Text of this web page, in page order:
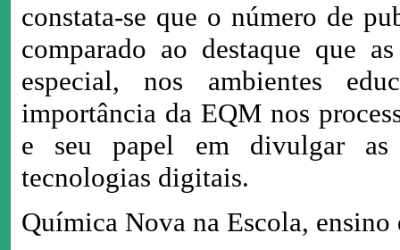
constata-se que o número de
comparado ao destaque que
especial, nos ambientes
importância da EQM nos
e seu papel em divulgar as
tecnologias digitais.
Química Nova na Escola,